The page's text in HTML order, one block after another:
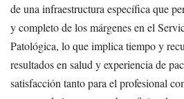
de una infraestructura específica que
y completo de los márgenes en el
Patológica, lo que implica tiempo y
resultados en salud y experiencia de
satisfacción tanto para el profesional